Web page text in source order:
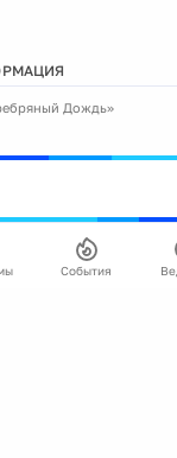
Дождь»
События